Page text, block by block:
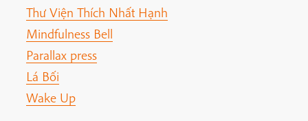
Thư Viện Thích Nhất Hạnh
Mindfulness Bell
Parallax press
Lá Bối
Wake Up